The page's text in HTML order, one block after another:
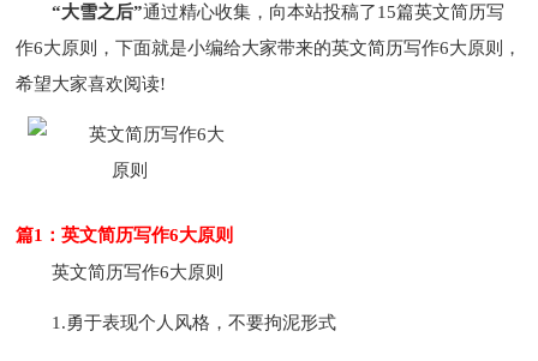
“大雪之后”通过精心收集，向本站投稿了15篇英文简历写
作6大原则，下面就是小编给大家带来的英文简历写作6大原则，
希望大家喜欢阅读!
篇1：英文简历写作6大原则
英文简历写作6大原则
1.勇于表现个人风格，不要拘泥形式